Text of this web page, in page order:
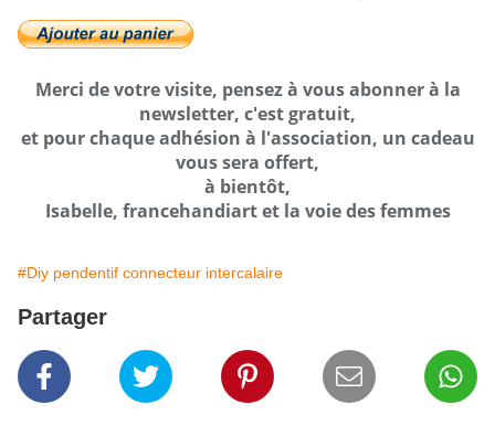
Merci de votre visite, pensez à vous abonner à la
newsletter, c'est gratuit,
et pour chaque adhésion à l'association, un cadeau
vous sera offert,
à bientôt,
Isabelle, francehandiart et la voie des femmes
#Diy pendentif connecteur intercalaire
Partager